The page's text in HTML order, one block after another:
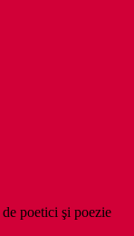
poetici şi poezie